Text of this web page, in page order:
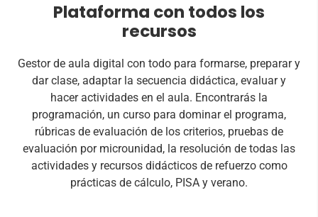
Plataforma con todos los
recursos
Gestor de aula digital con todo para formarse, preparar y
dar clase, adaptar la secuencia didáctica, evaluar y
hacer actividades en el aula. Encontrarás la
programación, un curso para dominar el programa,
rúbricas de evaluación de los criterios, pruebas de
evaluación por microunidad, la resolución de todas las
actividades y recursos didácticos de refuerzo como
prácticas de cálculo, PISA y verano.